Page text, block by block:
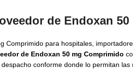
de Endoxan
para hospitales,
de Endoxan 50 mg Comprimido
conforme donde lo permitan las